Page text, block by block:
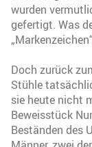
wurden
gefertigt. Was
Doch zurück
Stühle
sie heute nicht
Beweisstück
Beständen des